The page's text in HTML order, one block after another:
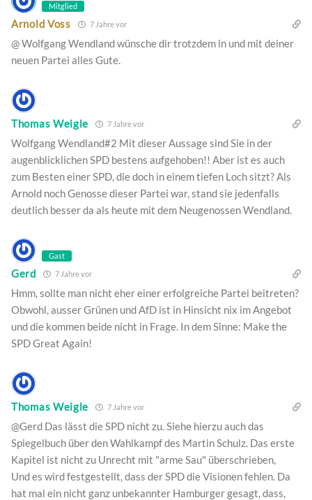
Mitglied
Arnold Voss 7 Jahre vor
@ Wolfgang Wendland wünsche dir trotzdem in und mit deiner
neuen Partei alles Gute.
Thomas Weigle 7 Jahre vor
Wolfgang Wendland#2 Mit dieser Aussage sind Sie in der
augenblicklichen SPD bestens aufgehoben!! Aber ist es auch
zum Besten einer SPD, die doch in einem tiefen Loch sitzt? Als
Arnold noch Genosse dieser Partei war, stand sie jedenfalls
deutlich besser da als heute mit dem Neugenossen Wendland.
Gast
Gerd 7 Jahre vor
Hmm, sollte man nicht eher einer erfolgreiche Partei beitreten?
Obwohl, ausser Grünen und AfD ist in Hinsicht nix im Angebot
und die kommen beide nicht in Frage. In dem Sinne: Make the
SPD Great Again!
Thomas Weigle 7 Jahre vor
@Gerd Das lässt die SPD nicht zu. Siehe hierzu auch das
Spiegelbuch über den Wahlkampf des Martin Schulz. Das erste
Kapitel ist nicht zu Unrecht mit "arme Sau" überschrieben,
Und es wird festgestellt, dass der SPD die Visionen fehlen. Da
hat mal ein nicht ganz unbekannter Hamburger gesagt, dass,